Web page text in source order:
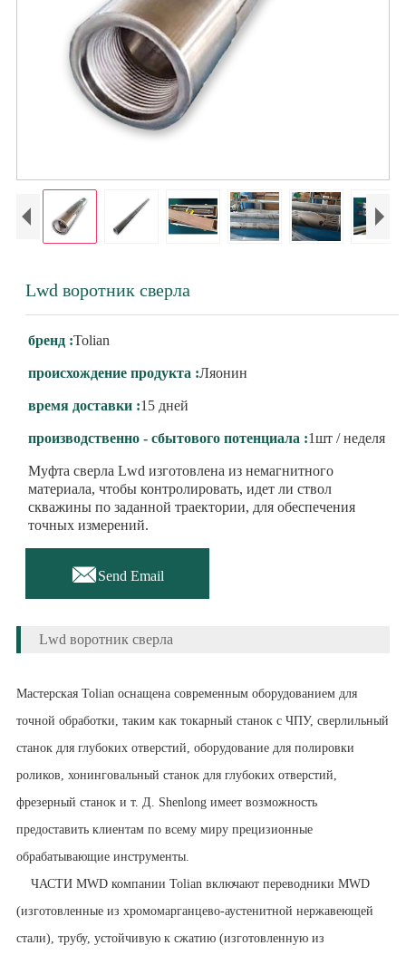
Lwd воротник сверла
бренд :Tolian
происхождение продукта :Ляонин
время доставки :15 дней
производственно - сбытового потенциала :1шт / неделя
Муфта сверла Lwd изготовлена ​​из немагнитного
материала, чтобы контролировать, идет ли ствол
скважины по заданной траектории, для обеспечения
точных измерений.
Send Email
Lwd воротник сверла
Мастерская Tolian оснащена современным оборудованием для
точной обработки, таким как токарный станок с ЧПУ, сверлильный
станок для глубоких отверстий, оборудование для полировки
роликов, хонинговальный станок для глубоких отверстий,
фрезерный станок и т. Д. Shenlong имеет возможность
предоставить клиентам по всему миру прецизионные
обрабатывающие инструменты.
ЧАСТИ MWD компании Tolian включают переводники MWD
(изготовленные из хромомарганцево-аустенитной нержавеющей
стали), трубу, устойчивую к сжатию (изготовленную из